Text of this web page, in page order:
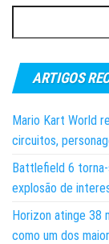
ARTIGOS
Mario Kart World
circuitos,
Battlefield 6
explosão de
Horizon atinge 38
como um dos